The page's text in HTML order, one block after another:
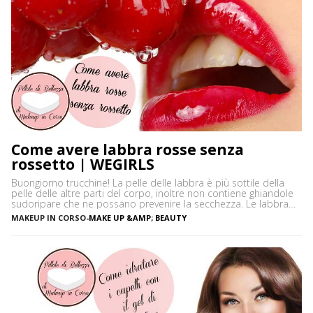
Come avere labbra rosse senza
rossetto | WEGIRLS
Buongiorno trucchine! La pelle delle labbra è più sottile della
pelle delle altre parti del corpo, inoltre non contiene ghiandole
sudoripare che ne possano prevenire la secchezza. Le labbra
sono sensibili alle aggressioni ambientali e spesso possono
diventare scure o sbiadite soprattutto a causa dell’esposizione
MAKEUP IN CORSO-MAKE UP &AMP; BEAUTY